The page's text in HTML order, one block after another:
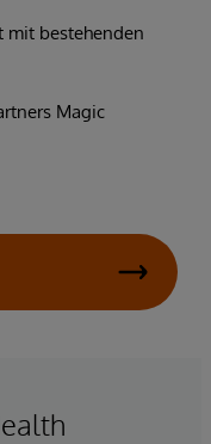
mit bestehenden
Magic